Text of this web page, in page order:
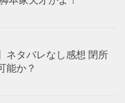
ネタバレなし感想 閉所
能か？